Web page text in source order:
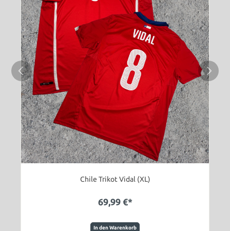
Chile Trikot Vidal (XL)
69,99 €*
In den Warenkorb